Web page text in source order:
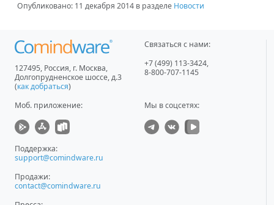
Опубликовано: 11 декабря 2014 в разделе Новости
127495, Россия, г. Москва,
Долгопрудненское шоссе, д.3
(как добраться)
Связаться с нами:
+7 (499) 113-3424,
8-800-707-1145
Моб. приложение: Мы в соцсетях:
Поддержка:
support@comindware.ru
Продажи:
contact@comindware.ru